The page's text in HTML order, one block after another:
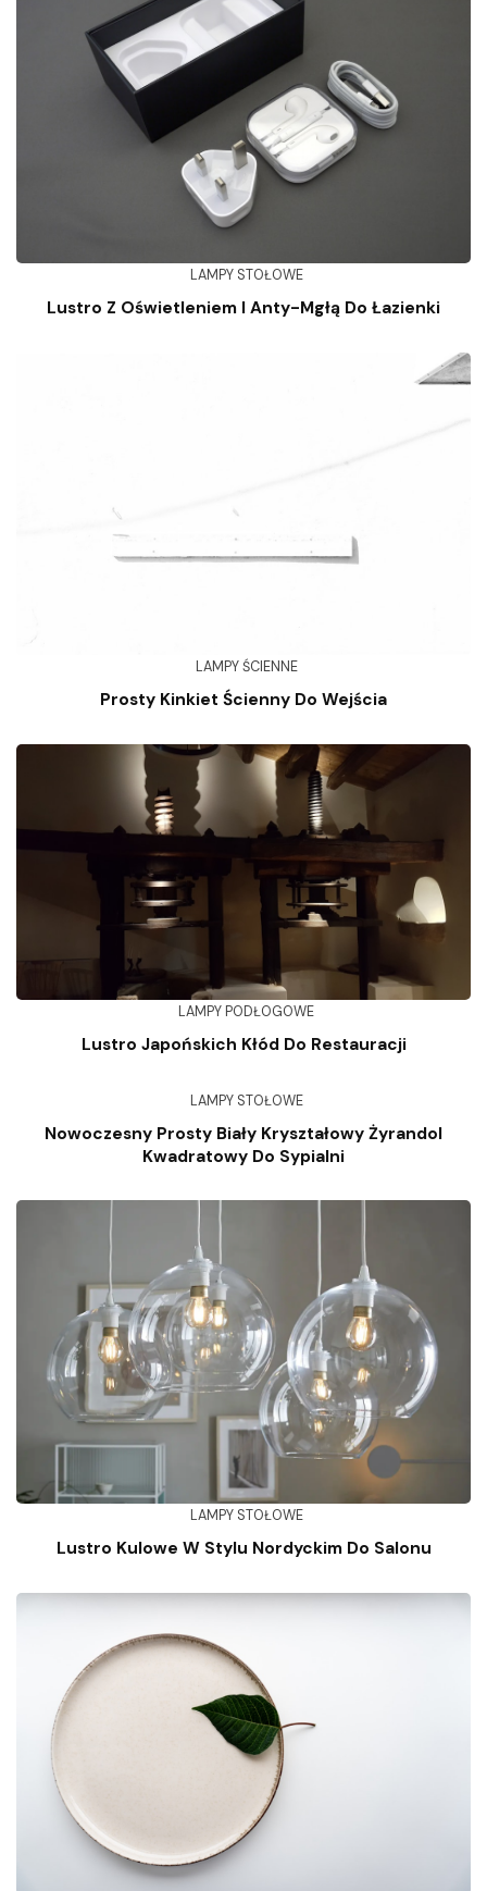
LAMPY STOŁOWE
Lustro Z Oświetleniem I Anty-Mgłą Do Łazienki
LAMPY ŚCIENNE
Prosty Kinkiet Ścienny Do Wejścia
LAMPY PODŁOGOWE
Lustro Japońskich Kłód Do Restauracji
LAMPY STOŁOWE
Nowoczesny Prosty Biały Kryształowy Żyrandol
Kwadratowy Do Sypialni
LAMPY STOŁOWE
Lustro Kulowe W Stylu Nordyckim Do Salonu